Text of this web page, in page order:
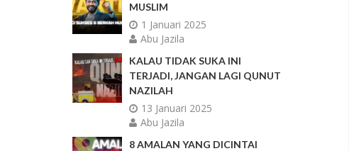
MUSLIM
1 Januari 2025
Abu Jazila
KALAU TIDAK SUKA INI
TERJADI, JANGAN LAGI QUNUT
NAZILAH
13 Januari 2025
Abu Jazila
8 AMALAN YANG DICINTAI